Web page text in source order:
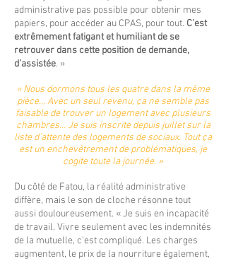
administrative pas possible pour obtenir mes
papiers, pour accéder au CPAS, pour tout. C’est
extrêmement fatigant et humiliant de se
retrouver dans cette position de demande,
d’assistée. »
« Nous dormons tous les quatre dans la même
pièce… Avec un seul revenu, ça ne semble pas
faisable de trouver un logement avec plusieurs
chambres… Je suis inscrite depuis juillet sur la
liste d’attente des logements de sociaux. Tout ça
est un enchevêtrement de problématiques, je
cogite toute la journée. »
Du côté de Fatou, la réalité administrative
diffère, mais le son de cloche résonne tout
aussi douloureusement. « Je suis en incapacité
de travail. Vivre seulement avec les indemnités
de la mutuelle, c’est compliqué. Les charges
augmentent, le prix de la nourriture également,